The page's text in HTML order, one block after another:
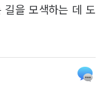
길을 모색하는 데 도